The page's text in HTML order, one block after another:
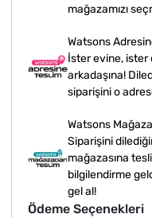
mağazamızı
Watsons
İster evine, ister
arkadaşına!
siparişini o
Watsons
Siparişini
mağazasına
bilgilendirme
gel al!
Ödeme Seçenekleri